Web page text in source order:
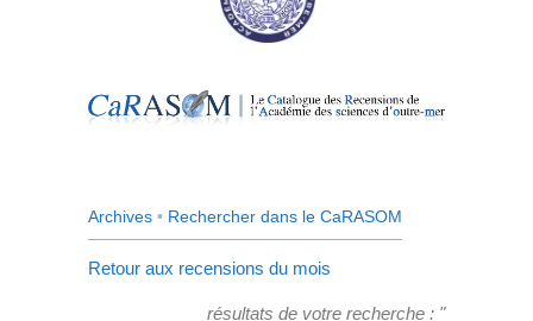
Archives • Rechercher dans le CaRASOM
Retour aux recensions du mois
résultats de votre recherche : "